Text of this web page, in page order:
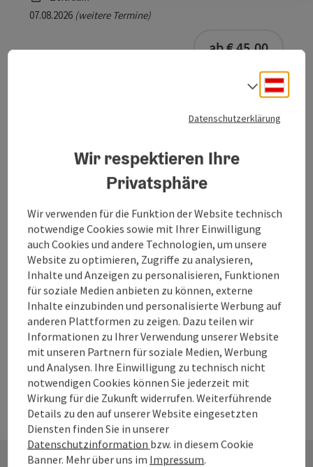
07.08.2026 (weitere Termine)
ab € 45,00
Museum Obernberg am Inn mit
Führung am Kulturrundgang
Angebot
Zeitraum
07.08.2026(weitere Termine)
ab € 4,50
Datenschutzerklärung
Wir respektieren Ihre
Privatsphäre
Wir verwenden für die Funktion der Website technisch
notwendige Cookies sowie mit Ihrer Einwilligung
auch Cookies und andere Technologien, um unsere
Website zu optimieren, Zugriffe zu analysieren,
Inhalte und Anzeigen zu personalisieren, Funktionen
für soziale Medien anbieten zu können, externe
Inhalte einzubinden und personalisierte Werbung auf
anderen Plattformen zu zeigen. Dazu teilen wir
Informationen zu Ihrer Verwendung unserer Website
mit unseren Partnern für soziale Medien, Werbung
und Analysen. Ihre Einwilligung zu technisch nicht
notwendigen Cookies können Sie jederzeit mit
Wirkung für die Zukunft widerrufen. Weiterführende
Details zu den auf unserer Website eingesetzten
Diensten finden Sie in unserer
Datenschutzinformation bzw. in diesem Cookie
Banner. Mehr über uns im Impressum.